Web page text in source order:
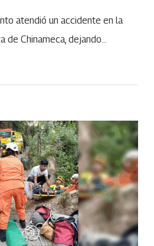
atendió un accidente en la
de Chinameca, dejando…